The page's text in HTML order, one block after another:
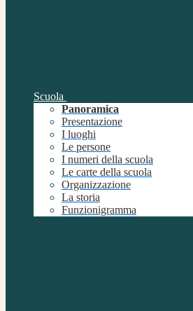
Scuola
Panoramica
Presentazione
I luoghi
Le persone
I numeri della scuola
Le carte della scuola
Organizzazione
La storia
Funzionigramma